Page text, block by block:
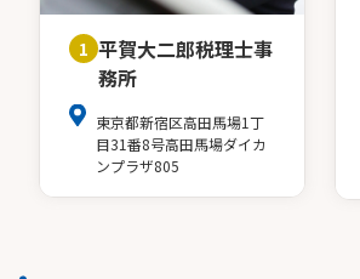
1 平賀大二郎税理士事
務所
東京都新宿区高田馬場1丁
目31番8号高田馬場ダイカ
ンプラザ805